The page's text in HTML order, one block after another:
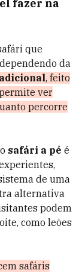
fazer na
que
da
, feito
ver
percorre
safári a pé é
de uma
alternativa
podem
como leões
safáris